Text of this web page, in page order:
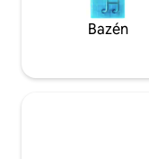
Bazén